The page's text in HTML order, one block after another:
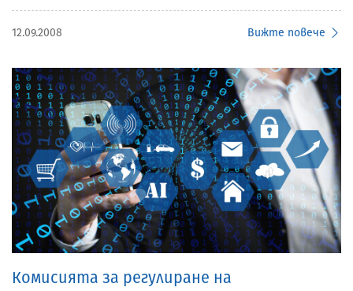
12.09.2008 Вижте повече
Комисията за регулиране на